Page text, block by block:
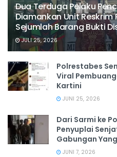
Dua Terduga Pelaku
Diamankan Unit Reskrim
Sejumlah Barang Bukti
JULI 25, 2026
Polrestabes
Viral
Kartini
JUNI 25, 2026
Dari Sarmi ke
Penyuplai
Gabungan
JUNI 7, 2026